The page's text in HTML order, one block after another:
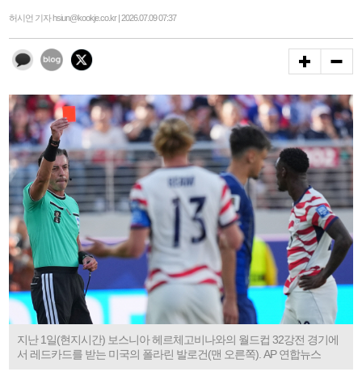
허시언 기자 hsiun@kookje.co.kr | 2026.07.09 07:37
지난 1일(현지시간) 보스니아 헤르체고비나와의 월드컵 32강전 경기에
서 레드카드를 받는 미국의 폴라린 발로건(맨 오른쪽). AP 연합뉴스